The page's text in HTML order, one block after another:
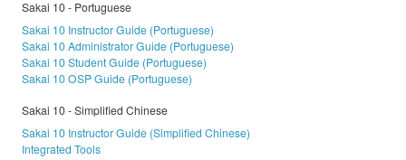
Sakai 10 - Portuguese
Sakai 10 Instructor Guide (Portuguese)
Sakai 10 Administrator Guide (Portuguese)
Sakai 10 Student Guide (Portuguese)
Sakai 10 OSP Guide (Portuguese)
Sakai 10 - Simplified Chinese
Sakai 10 Instructor Guide (Simplified Chinese)
Integrated Tools